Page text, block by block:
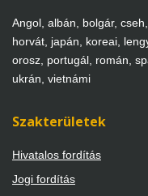
Angol, albán, bolgár,
horvát, japán, koreai,
orosz, portugál, román,
ukrán, vietnámi
Szakterületek
Hivatalos fordítás
Jogi fordítás